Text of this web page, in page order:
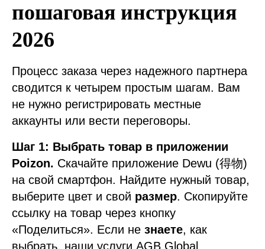
пошаговая инструкция
2026
Процесс заказа через надежного партнера
сводится к четырем простым шагам. Вам
не нужно регистрировать местные
аккаунты или вести переговоры.
Шаг 1: Выбрать товар в приложении
Poizon. Скачайте приложение Dewu (得物)
на свой смартфон. Найдите нужный товар,
выберите цвет и свой размер. Скопируйте
ссылку на товар через кнопку
«Поделиться». Если не знаете, как
выбрать, наши услуги AGB Global